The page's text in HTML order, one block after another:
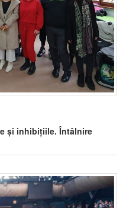
și inhibițiile. Întâlnire